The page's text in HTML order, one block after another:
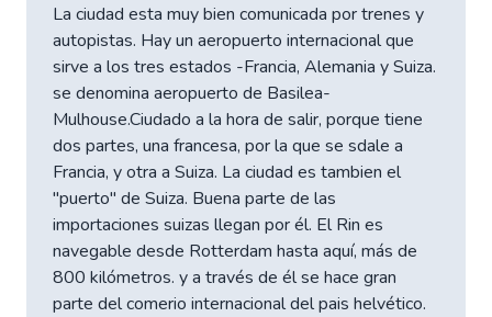
La ciudad esta muy bien comunicada por trenes y
autopistas. Hay un aeropuerto internacional que
sirve a los tres estados -Francia, Alemania y Suiza.
se denomina aeropuerto de Basilea-
Mulhouse.Ciudado a la hora de salir, porque tiene
dos partes, una francesa, por la que se sdale a
Francia, y otra a Suiza. La ciudad es tambien el
"puerto" de Suiza. Buena parte de las
importaciones suizas llegan por él. El Rin es
navegable desde Rotterdam hasta aquí, más de
800 kilómetros. y a través de él se hace gran
parte del comerio internacional del pais helvético.